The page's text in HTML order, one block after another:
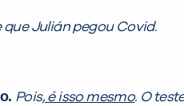
que Julián pegou Covid.
Pois, é isso mesmo. O